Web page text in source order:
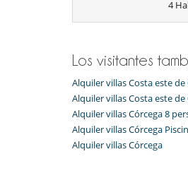
4
Los visitantes
Alquiler villas Costa este
Alquiler villas Costa este de
Alquiler villas Córcega 8
Alquiler villas Córcega
Alquiler villas Córcega